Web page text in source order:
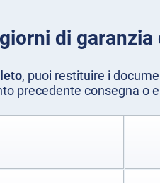
di garanzia
, puoi restituire i
precedente consegna o